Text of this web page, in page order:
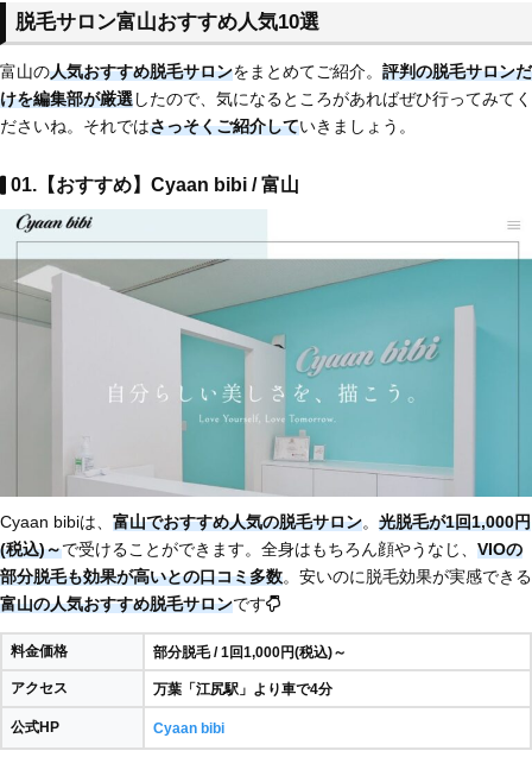
脱毛サロン富山おすすめ人気10選
富山の人気おすすめ脱毛サロンをまとめてご紹介。 評判の脱毛サロンだ
けを編集部が厳選したので、気になるところがあればぜひ行ってみてく
ださいね。それではさっそくご紹介していきましょう。
01.【おすすめ】Cyaan bibi / 富山
Cyaan bibiは、 富山でおすすめ人気の脱毛サロン。 光脱毛が1回1,000円
(税込)～で受けることができます。全身はもちろん顔やうなじ、 VIOの
部分脱毛も効果が高いとの口コミ多数。安いのに脱毛効果が実感できる
富山の人気おすすめ脱毛サロンです
料金価格 部分脱毛 / 1回1,000円(税込)～
アクセス 万葉「江尻駅」より車で4分
公式HP Cyaan bibi